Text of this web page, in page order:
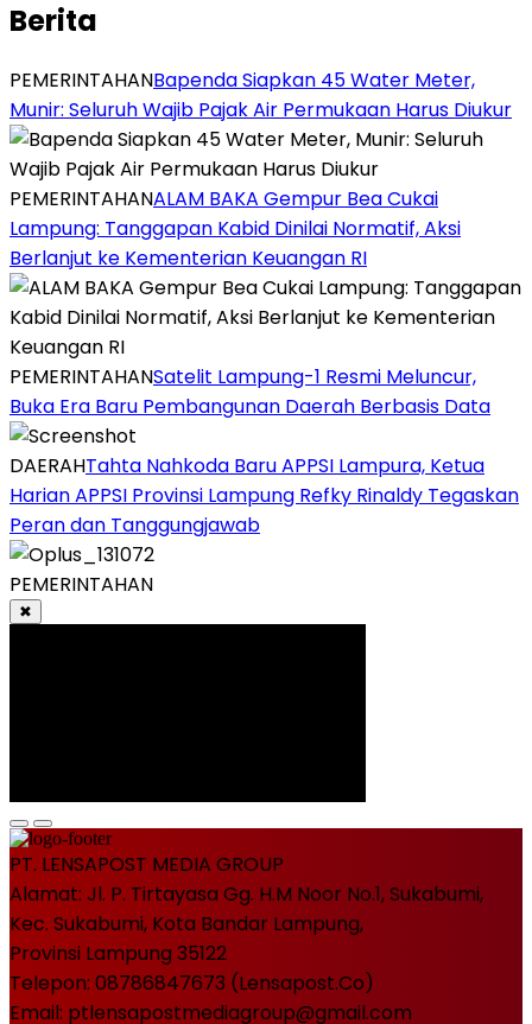
Berita
PEMERINTAHAN‎Bapenda Siapkan 45 Water Meter,
Munir: Seluruh Wajib Pajak Air Permukaan Harus Diukur
PEMERINTAHANALAM BAKA Gempur Bea Cukai
Lampung: Tanggapan Kabid Dinilai Normatif, Aksi
Berlanjut ke Kementerian Keuangan RI
PEMERINTAHANSatelit Lampung-1 Resmi Meluncur,
Buka Era Baru Pembangunan Daerah Berbasis Data
DAERAHTahta Nahkoda Baru APPSI Lampura, Ketua
Harian APPSI Provinsi Lampung Refky Rinaldy Tegaskan
Peran dan Tanggungjawab
PEMERINTAHAN
✖
PT. LENSAPOST MEDIA GROUP
Alamat: Jl. P. Tirtayasa Gg. H.M Noor No.1, Sukabumi,
Kec. Sukabumi, Kota Bandar Lampung,
Provinsi Lampung 35122
Telepon: 08786847673 (Lensapost.Co)
Email: ptlensapostmediagroup@gmail.com